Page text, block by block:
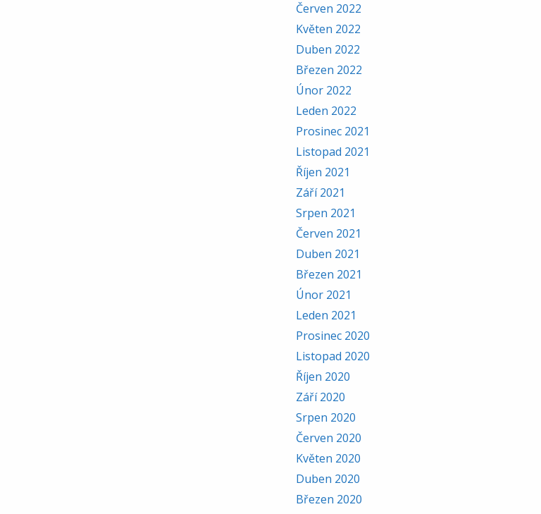
Červen 2022
Květen 2022
Duben 2022
Březen 2022
Únor 2022
Leden 2022
Prosinec 2021
Listopad 2021
Říjen 2021
Září 2021
Srpen 2021
Červen 2021
Duben 2021
Březen 2021
Únor 2021
Leden 2021
Prosinec 2020
Listopad 2020
Říjen 2020
Září 2020
Srpen 2020
Červen 2020
Květen 2020
Duben 2020
Březen 2020